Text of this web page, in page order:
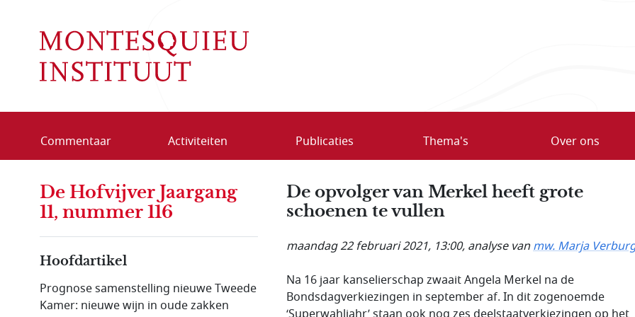
Commentaar Activiteiten Publicaties Thema's Over ons
De opvolger van Merkel heeft grote
schoenen te vullen
maandag 22 februari 2021, 13:00, analyse vanmw. Marja
Na 16 jaar kanselierschap zwaait Angela Merkel na de
Bondsdagverkiezingen in september af. In dit zogenoemde
De Hofvijver Jaargang
11, nummer 116
Hoofdartikel
Prognose samenstelling nieuwe Tweede
Kamer: nieuwe wijn in oude zakken